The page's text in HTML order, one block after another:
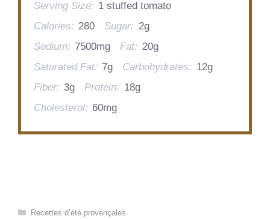
Serving Size: 1 stuffed tomato
Calories: 280 Sugar: 2g
Sodium: 7500mg Fat: 20g
Saturated Fat: 7g Carbohydrates: 12g
Fiber: 3g Protein: 18g
Cholesterol: 60mg
Categories
Recettes d’été provençales